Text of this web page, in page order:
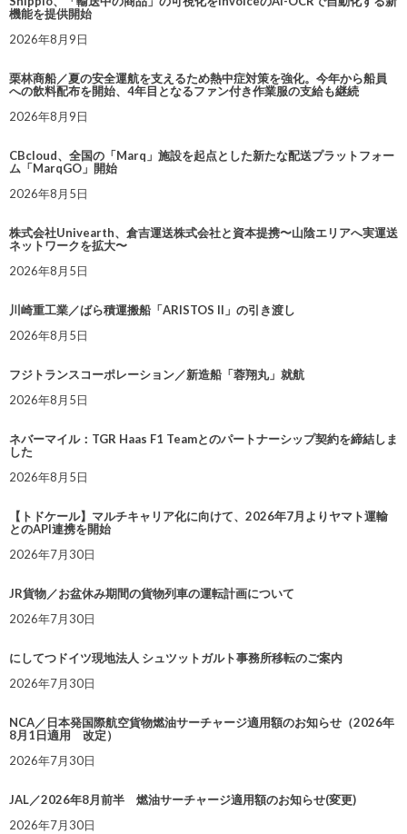
機能を提供開始
2026年8月9日
栗林商船／夏の安全運航を支えるため熱中症対策を強化。今年から船員
への飲料配布を開始、4年目となるファン付き作業服の支給も継続
2026年8月9日
CBcloud、全国の「Marq」施設を起点とした新たな配送プラットフォー
ム「MarqGO」開始
2026年8月5日
株式会社Univearth、倉吉運送株式会社と資本提携〜山陰エリアへ実運送
ネットワークを拡大〜
2026年8月5日
川崎重工業／ばら積運搬船「ARISTOS II」の引き渡し
2026年8月5日
フジトランスコーポレーション／新造船「蓉翔丸」就航
2026年8月5日
ネバーマイル：TGR Haas F1 Teamとのパートナーシップ契約を締結しま
した
2026年8月5日
【トドケール】マルチキャリア化に向けて、2026年7月よりヤマト運輸
とのAPI連携を開始
2026年7月30日
JR貨物／お盆休み期間の貨物列車の運転計画について
2026年7月30日
にしてつドイツ現地法人 シュツットガルト事務所移転のご案内
2026年7月30日
NCA／日本発国際航空貨物燃油サーチャージ適用額のお知らせ（2026年
8月1日適用 改定）
2026年7月30日
JAL／2026年8月前半 燃油サーチャージ適用額のお知らせ(変更)
2026年7月30日